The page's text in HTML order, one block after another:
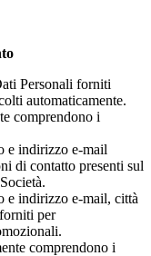
Personali forniti
automaticamente.
comprendono i
e indirizzo e-mail
di contatto presenti sul
e indirizzo e-mail, città
per
comprendono i